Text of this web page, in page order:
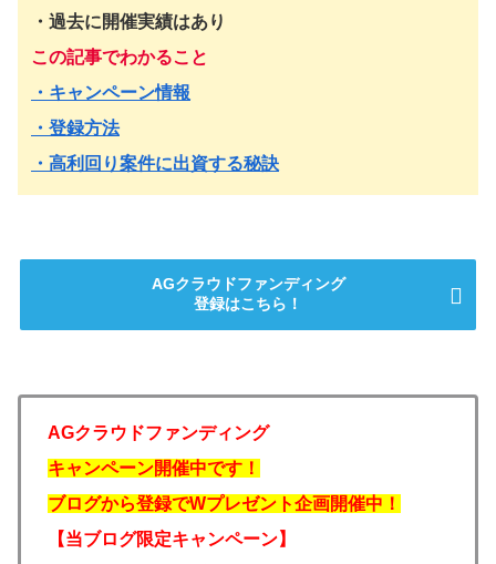
・過去に開催実績はあり
この記事でわかること
・キャンペーン情報
・登録方法
・高利回り案件に出資する秘訣
AGクラウドファンディング
登録はこちら！
AGクラウドファンディング
キャンペーン開催中です！
ブログから登録でWプレゼント企画開催中！
【当ブログ限定キャンペーン】